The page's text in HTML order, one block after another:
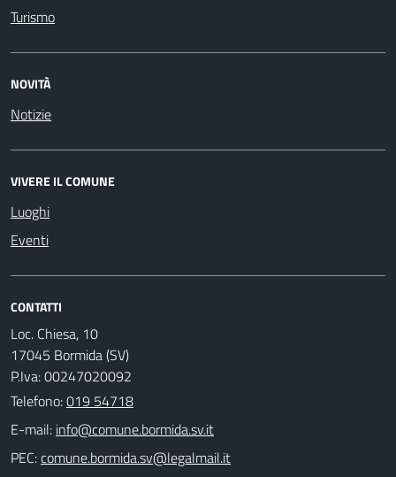
Turismo
NOVITÀ
Notizie
VIVERE IL COMUNE
Luoghi
Eventi
CONTATTI
Loc. Chiesa, 10
17045 Bormida (SV)
P.Iva: 00247020092
Telefono:019 54718
E-mail:
PEC: